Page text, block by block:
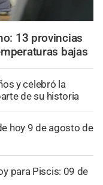
13 provincias
bajas
y celebró la
de su historia
hoy 9 de agosto de
para Piscis: 09 de